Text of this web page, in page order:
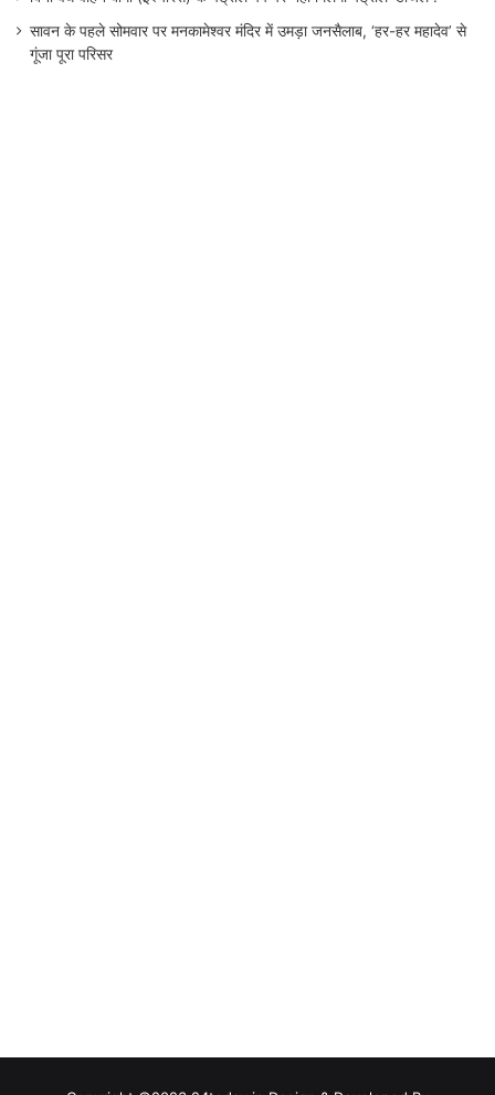
सावन के पहले सोमवार पर मनकामेश्वर मंदिर में उमड़ा जनसैलाब, ‘हर-हर महादेव’ से
गूंजा पूरा परिसर